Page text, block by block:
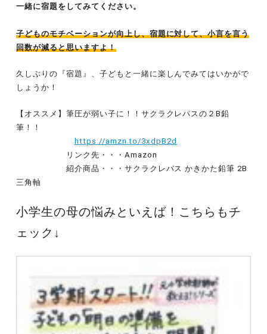
一緒に宿題をしてみてください。
子どものモチベーションが向上し、宿題に対して、小言を言う
回数が減ると思いますよ！
久しぶりの『宿題』、子どもと一緒に楽しんでみてはいかがで
しょうか！
【オススメ】筆圧が弱い子に！！サクラクレパスの２B鉛
筆！！
https://amzn.to/3xdpB2d
リンク先・・・Amazon
紹介商品・・・サクラクレパス かきかた鉛筆 2B
三角軸
小学生の母の悩みといえば！こちらもチ
ェック↓